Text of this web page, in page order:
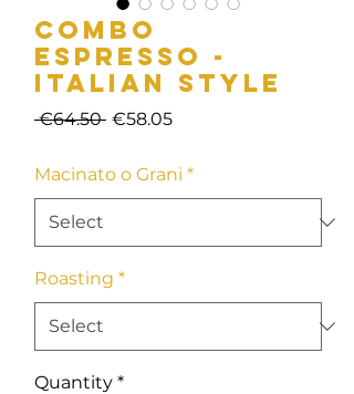
Combo
Espresso -
Italian Style
€64.50 Regular
€58.05Sale
Macinato o Grani *
Roasting *
Quantity *